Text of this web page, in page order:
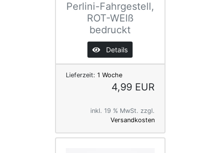
Perlini-Fahrgestell,
ROT-WEIß
bedruckt
Details
Lieferzeit: 1 Woche
4,99 EUR
inkl. 19 % MwSt. zzgl.
Versandkosten